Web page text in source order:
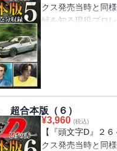
クス発売当時と同様
峠を知る現役プロ
ルに涼介が選んだ
超合本版（６）
¥3,960 (税込)
【『頭文字D』２
クス発売当時と同様